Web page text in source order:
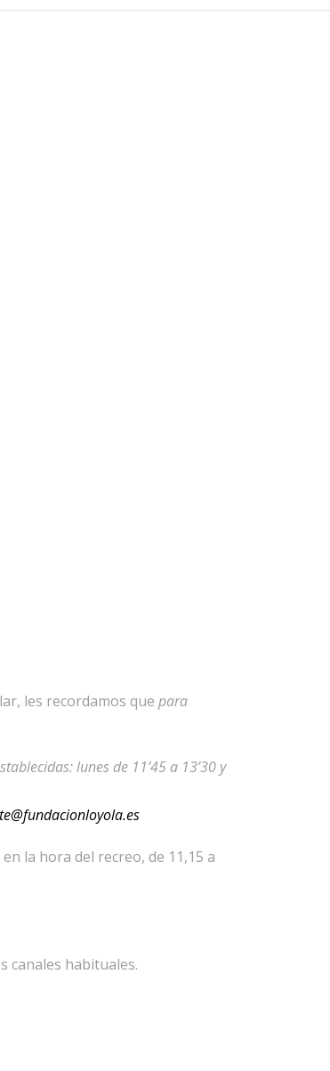
les recordamos que para
lunes de 11’45 a 13’30 y
la hora del recreo, de 11,15 a
canales habituales.